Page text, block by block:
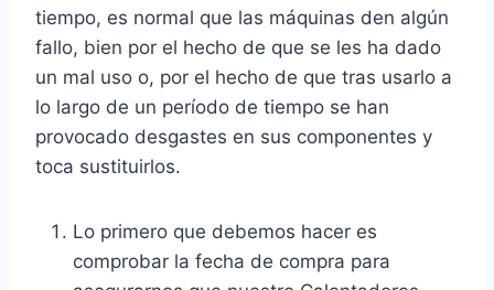
tiempo, es normal que las máquinas den algún
fallo, bien por el hecho de que se les ha dado
un mal uso o, por el hecho de que tras usarlo a
lo largo de un período de tiempo se han
provocado desgastes en sus componentes y
toca sustituirlos.
Lo primero que debemos hacer es
comprobar la fecha de compra para